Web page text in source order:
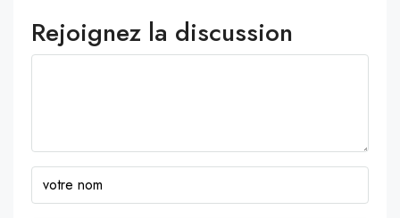
Rejoignez la discussion